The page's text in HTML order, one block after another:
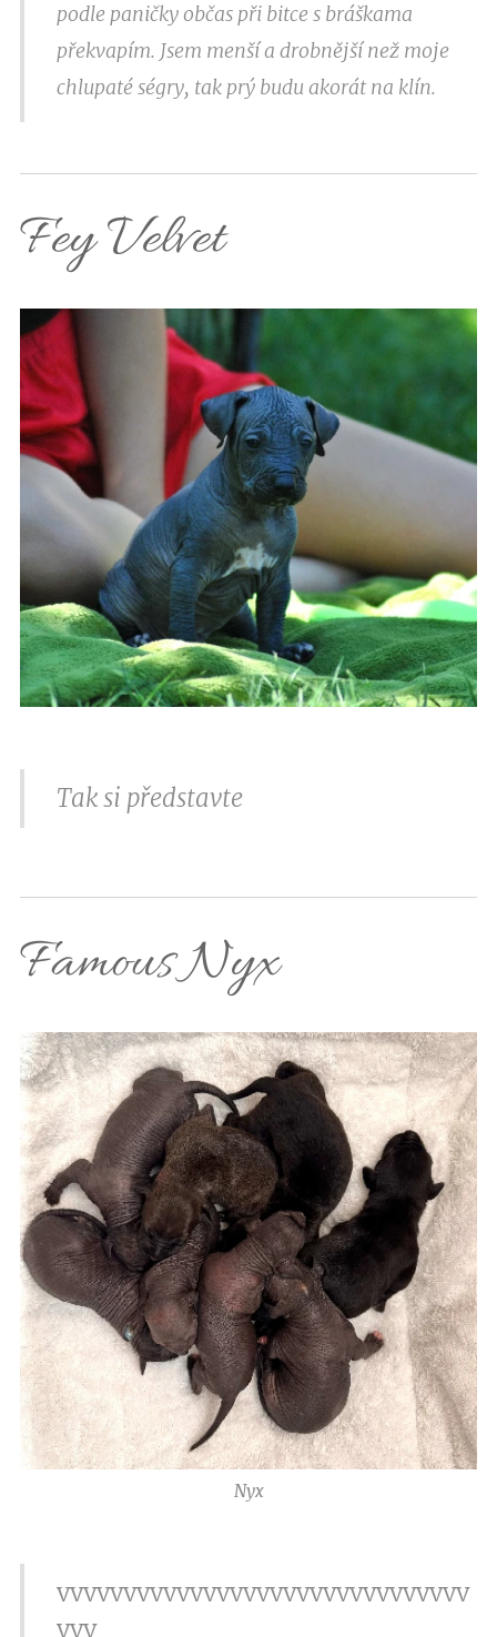
podle paničky občas při bitce s bráškama
překvapím. Jsem menší a drobnější než moje
chlupaté ségry, tak prý budu akorát na klín.
Fey Velvet
Tak si představte
Famous Nyx
Nyx
vvvvvvvvvvvvvvvvvvvvvvvvvvvvvvv
vvv